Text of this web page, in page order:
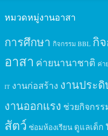
หมวดหมู่งานอาสา
การศึกษา กิจกรรม BBL กิ
อาสา ค่ายนานาชาติ ค่า
IT งานก่อสร้าง งานประดิ
งานออกแรง ช่วยกิจกรร
สัตว์ ซ่อมห้องเรียน ดูแลเด็ก